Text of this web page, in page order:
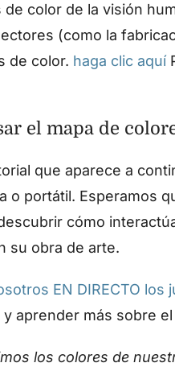
de color de la visión
(como la
de color. haga clic aquí
el mapa de
que aparece a
o portátil. Esperamos
cómo
su obra de arte.
EN DIRECTO los
aprender más sobre
los colores de